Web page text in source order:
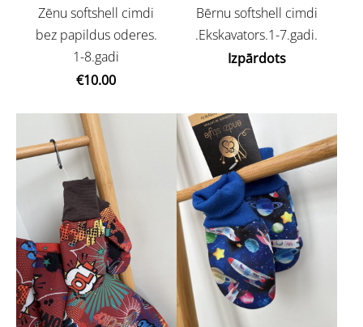
Zēnu softshell cimdi
bez papildus oderes.
1-8.gadi
€10.00
Bērnu softshell cimdi
.Ekskavators.1-7.gadi.
Izpārdots